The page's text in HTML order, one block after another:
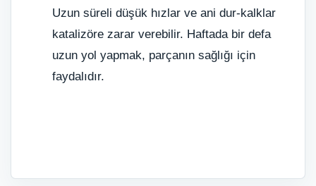
Uzun süreli düşük hızlar ve ani dur-kalklar
katalizöre zarar verebilir. Haftada bir defa
uzun yol yapmak, parçanın sağlığı için
faydalıdır.